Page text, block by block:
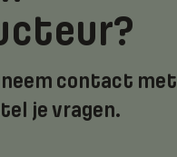
neem contact met
je vragen.